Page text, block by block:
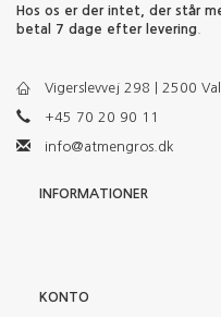
Hos os er der intet, der står
betal 7 dage efter levering
Vigerslevvej 298 | 2500
+45 70 20 90 11
info@atmengros.dk
INFORMATIONER
KONTO